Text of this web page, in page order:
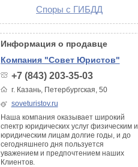
Споры с ГИБДД
Информация о продавце
Компания "Совет Юристов"
+7 (843) 203-35-03
г. Казань, Петербургская, 50
soveturistov.ru
Наша компания оказывает широкий
спектр юридических услуг физическим и
юридическим лицам долгие годы, и до
сегодняшнего дня пользуется
уважением и предпочтением наших
Клиентов.